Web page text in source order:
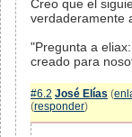
Creo que el
verdaderamente
"Pregunta a
creado para
#6.2 José Elías (
(responder)